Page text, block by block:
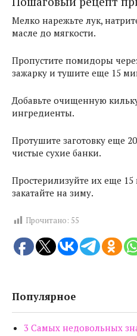
Мелко нарежьте лук,
масле до мягкости.
Пропустите помидоры
зажарку и тушите еще 15
Добавьте очищенную
ингредиенты.
Протушите заготовку еще
чистые сухие банки.
Простерилизуйте их еще
закатайте на зиму.
Прочитано: 55
Популярное
3 Самых недовольных